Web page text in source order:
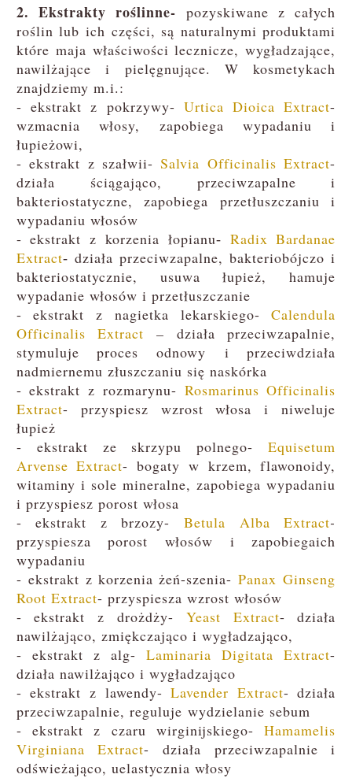
2. Ekstrakty roślinne- pozyskiwane z całych
roślin lub ich części, są naturalnymi produktami
które maja właściwości lecznicze, wygładzające,
nawilżające i pielęgnujące. W kosmetykach
znajdziemy m.i.:
- ekstrakt z pokrzywy- Urtica Dioica Extract-
wzmacnia włosy, zapobiega wypadaniu i
łupieżowi,
-ekstrakt z szałwii- Salvia Officinalis Extract-
działa ściągająco, przeciwzapalne i
bakteriostatyczne, zapobiega przetłuszczaniu i
wypadaniu włosów
- ekstrakt z korzenia łopianu- Radix Bardanae
Extract- działa przeciwzapalne, bakteriobójczo i
bakteriostatycznie, usuwa łupież, hamuje
wypadanie włosów i przetłuszczanie
- ekstrakt z nagietka lekarskiego-Calendula
Officinalis Extract – działa przeciwzapalnie,
stymuluje proces odnowy i przeciwdziała
nadmiernemu złuszczaniu się naskórka
- ekstrakt z rozmarynu- Rosmarinus Officinalis
Extract- przyspiesz wzrost włosa i niweluje
łupież
- ekstrakt ze skrzypu polnego-Equisetum
Arvense Extract- bogaty w krzem, flawonoidy,
witaminy i sole mineralne, zapobiega wypadaniu
i przyspiesz porost włosa
- ekstrakt z brzozy-Betula Alba Extract-
przyspiesza porost włosów i zapobiegaich
wypadaniu
- ekstrakt z korzenia żeń-szenia-Panax Ginseng
Root Extract- przyspiesza wzrost włosów
-
ekstrakt z drożdży- Yeast Extract-
działa
nawilżająco, zmiękczająco i wygładzająco,
- ekstrakt z alg-Laminaria Digitata Extract-
działa nawilżająco i wygładzająco
- ekstrakt z lawendy-Lavender Extract- działa
przeciwzapalnie, reguluje wydzielanie sebum
- ekstrakt z czaru wirginijskiego-Hamamelis
Virginiana Extract- działa przeciwzapalnie i
odświeżająco, uelastycznia włosy